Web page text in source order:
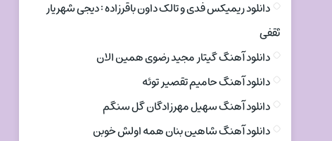
دانلود ریمیکس فدی و تالک داون باقرزاده : دیجی شهریار
ثقفی
دانلود آهنگ گیتار مجید رضوی همین الان
دانلود آهنگ حامیم تقصیر توئه
دانلود آهنگ سهیل مهرزادگان گل سنگم
دانلود آهنگ شاهین بنان همه اولش خوبن